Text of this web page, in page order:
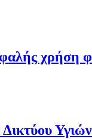
χρήση
Δικτύου